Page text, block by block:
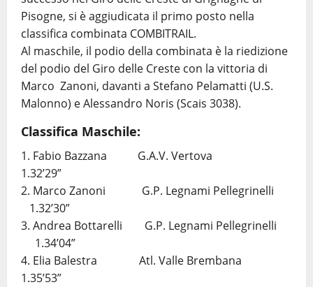
Pisogne, si è aggiudicata il primo posto nella
classifica combinata COMBITRAIL.
Al maschile, il podio della combinata è la riedizione
del podio del Giro delle Creste con la vittoria di
Marco Zanoni, davanti a Stefano Pelamatti (U.S.
Malonno) e Alessandro Noris (Scais 3038).
Classifica Maschile:
1. Fabio Bazzana G.A.V. Vertova
1.32’29”
2. Marco Zanoni G.P. Legnami Pellegrinelli
1.32’30”
3. Andrea Bottarelli G.P. Legnami Pellegrinelli
1.34’04”
4. Elia Balestra Atl. Valle Brembana
1.35’53”